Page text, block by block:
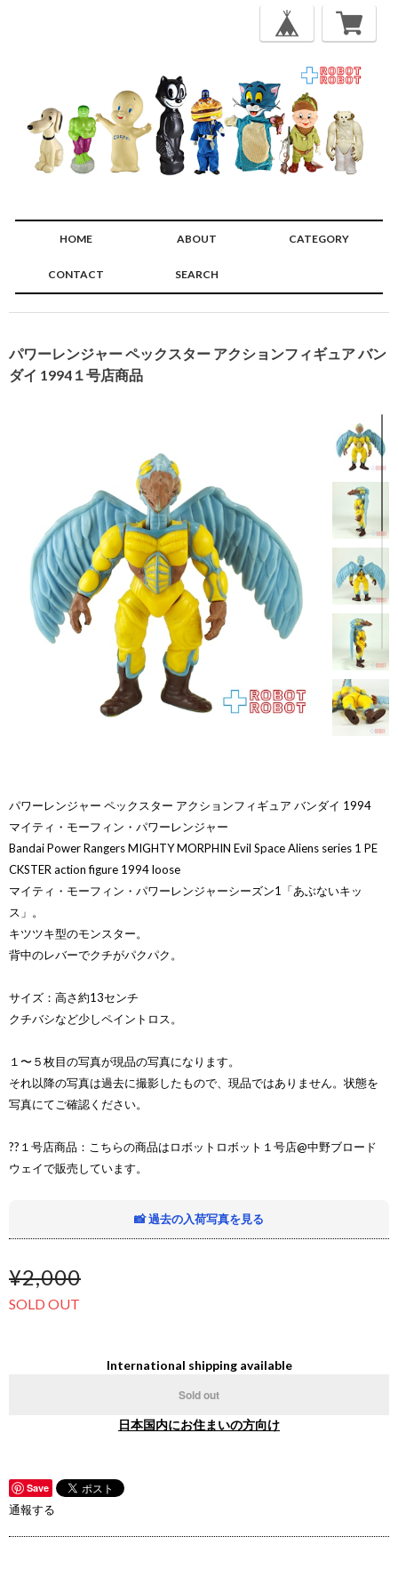
HOME ABOUT CATEGORY
CONTACT SEARCH
パワーレンジャー ペックスター アクションフィギュア バン
ダイ 1994１号店商品
パワーレンジャー ペックスター アクションフィギュア バンダイ 1994
マイティ・モーフィン・パワーレンジャー
Bandai Power Rangers MIGHTY MORPHIN Evil Space Aliens series 1 PE
CKSTER action figure 1994 loose
マイティ・モーフィン・パワーレンジャーシーズン1「あぶないキッ
ス」。
キツツキ型のモンスター。
背中のレバーでクチがパクパク。
サイズ：高さ約13センチ
クチバシなど少しペイントロス。
１〜５枚目の写真が現品の写真になります。
それ以降の写真は過去に撮影したもので、現品ではありません。状態を
写真にてご確認ください。
??１号店商品：こちらの商品はロボットロボット１号店@中野ブロード
ウェイで販売しています。
📸 過去の入荷写真を見る
¥2,000
SOLD OUT
International shipping available
Sold out
日本国内にお住まいの方向け
Save
通報する